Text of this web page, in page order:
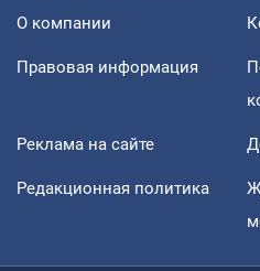
О компании
Правовая информация
Реклама на сайте
Редакционная политика